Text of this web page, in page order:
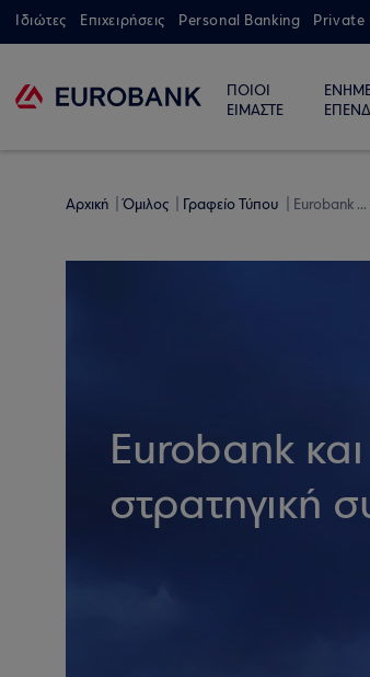
Ιδιώτες Επιχειρήσεις Personal Banking Private
ΠΟΙΟΙ
ΕΙΜΑΣΤΕ
Αρχική Όμιλος Γραφείο Τύπου Eurobank ...
Eurobank
στρατηγική